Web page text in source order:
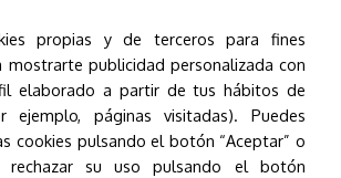
puede hacer unas comparaciones
ISEM y ofertas particulares:
(Instituto Mexicano de
propias y de terceros para fines
mostrarte publicidad personalizada con
elaborado a partir de tus hábitos de
ejemplo, páginas visitadas). Puedes
cookies pulsando el botón “Aceptar” o
rechazar su uso pulsando el botón